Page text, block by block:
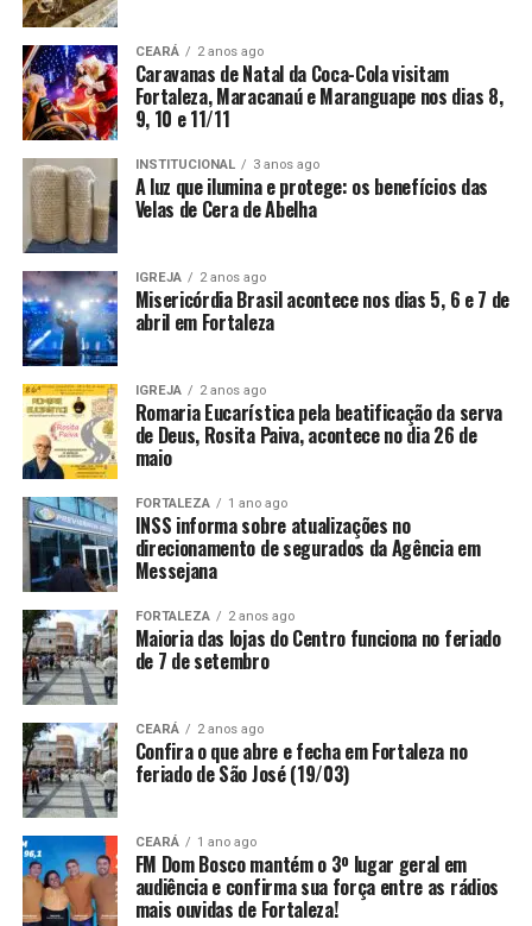
CEARÁ 2 anos ago
Caravanas de Natal da Coca-Cola visitam
Fortaleza, Maracanaú e Maranguape nos dias 8,
9, 10 e 11/11
INSTITUCIONAL 3 anos ago
A luz que ilumina e protege: os benefícios das
Velas de Cera de Abelha
IGREJA 2 anos ago
Misericórdia Brasil acontece nos dias 5, 6 e 7 de
abril em Fortaleza
IGREJA 2 anos ago
Romaria Eucarística pela beatificação da serva
de Deus, Rosita Paiva, acontece no dia 26 de
maio
FORTALEZA 1 ano ago
INSS informa sobre atualizações no
direcionamento de segurados da Agência em
Messejana
FORTALEZA 2 anos ago
Maioria das lojas do Centro funciona no feriado
de 7 de setembro
CEARÁ 2 anos ago
Confira o que abre e fecha em Fortaleza no
feriado de São José (19/03)
CEARÁ 1 ano ago
FM Dom Bosco mantém o 3º lugar geral em
audiência e confirma sua força entre as rádios
mais ouvidas de Fortaleza!